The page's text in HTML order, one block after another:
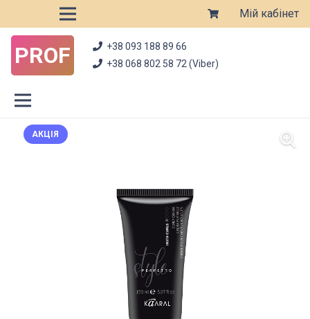
Мій кабінет
PROF
+38 093 188 89 66
+38 068 802 58 72 (Viber)
АКЦІЯ